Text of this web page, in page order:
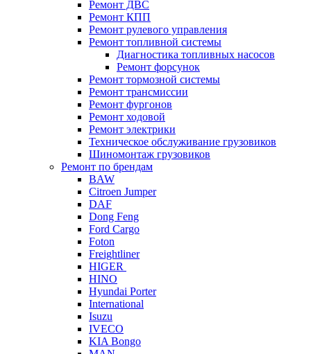
Ремонт ДВС
Ремонт КПП
Ремонт рулевого управления
Ремонт топливной системы
Диагностика топливных насосов
Ремонт форсунок
Ремонт тормозной системы
Ремонт трансмиссии
Ремонт фургонов
Ремонт ходовой
Ремонт электрики
Техническое обслуживание грузовиков
Шиномонтаж грузовиков
Ремонт по брендам
BAW
Citroen Jumper
DAF
Dong Feng
Ford Cargo
Foton
Freightliner
HIGER
HINO
Hyundai Porter
International
Isuzu
IVECO
KIA Bongo